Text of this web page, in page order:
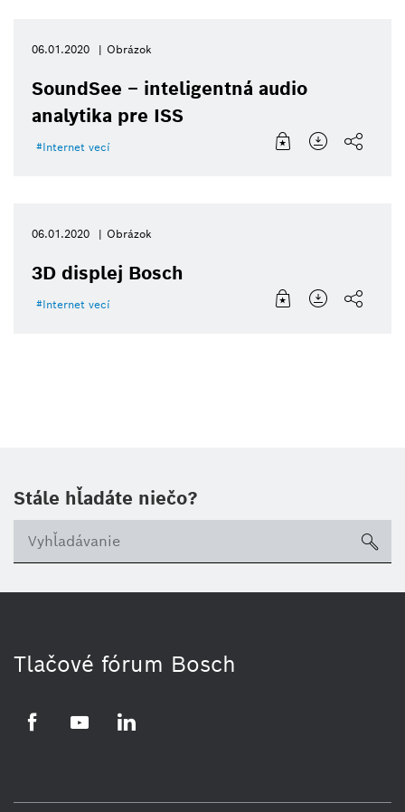
06.01.2020 Obrázok
SoundSee – inteligentná audio
analytika pre ISS
Internet vecí
06.01.2020 Obrázok
3D displej Bosch
Internet vecí
Stále hľadáte niečo?
Tlačové fórum Bosch